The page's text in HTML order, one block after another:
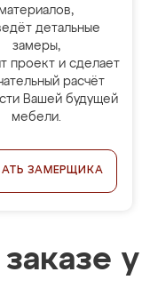
материалов,
детальные
замеры,
проект и сделает
расчёт
Вашей будущей
мебели.
ЗАМЕРЩИКА